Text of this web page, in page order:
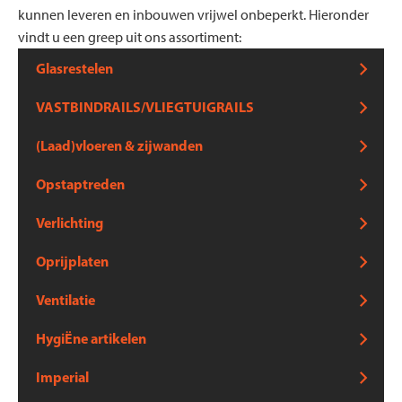
kunnen leveren en inbouwen vrijwel onbeperkt. Hieronder
vindt u een greep uit ons assortiment:
Glasrestelen
Glas- en binnenrestelen
VASTBINDRAILS/VLIEGTUIGRAILS
Ladingverzekering – vastbindrails/vliegtuigrails –
(Laad)vloeren & zijwanden
Vloerlades
Opstaptreden
Achteropstaptreden
Verlichting
Verlichting
Oprijplaten
Laden en lossen – oprijplaten – oprijplateau
Ventilatie
Ventilatie
HygiËne artikelen
Hygiëne artikelen
Imperial